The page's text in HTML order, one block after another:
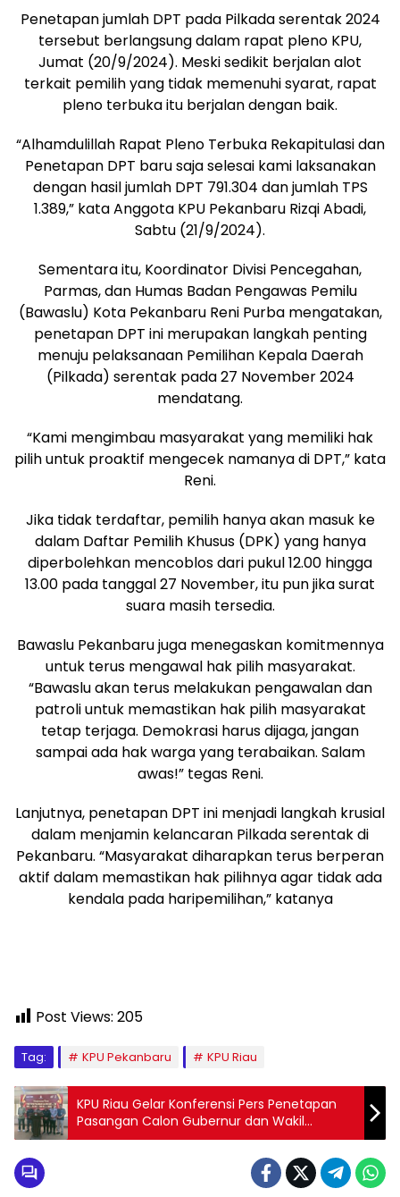
Penetapan jumlah DPT pada Pilkada serentak 2024
tersebut berlangsung dalam rapat pleno KPU,
Jumat (20/9/2024). Meski sedikit berjalan alot
terkait pemilih yang tidak memenuhi syarat, rapat
pleno terbuka itu berjalan dengan baik.
“Alhamdulillah Rapat Pleno Terbuka Rekapitulasi dan
Penetapan DPT baru saja selesai kami laksanakan
dengan hasil jumlah DPT 791.304 dan jumlah TPS
1.389,” kata Anggota KPU Pekanbaru Rizqi Abadi,
Sabtu (21/9/2024).
Sementara itu, Koordinator Divisi Pencegahan,
Parmas, dan Humas Badan Pengawas Pemilu
(Bawaslu) Kota Pekanbaru Reni Purba mengatakan,
penetapan DPT ini merupakan langkah penting
menuju pelaksanaan Pemilihan Kepala Daerah
(Pilkada) serentak pada 27 November 2024
mendatang.
“Kami mengimbau masyarakat yang memiliki hak
pilih untuk proaktif mengecek namanya di DPT,” kata
Reni.
Jika tidak terdaftar, pemilih hanya akan masuk ke
dalam Daftar Pemilih Khusus (DPK) yang hanya
diperbolehkan mencoblos dari pukul 12.00 hingga
13.00 pada tanggal 27 November, itu pun jika surat
suara masih tersedia.
Bawaslu Pekanbaru juga menegaskan komitmennya
untuk terus mengawal hak pilih masyarakat.
“Bawaslu akan terus melakukan pengawalan dan
patroli untuk memastikan hak pilih masyarakat
tetap terjaga. Demokrasi harus dijaga, jangan
sampai ada hak warga yang terabaikan. Salam
awas!” tegas Reni.
Lanjutnya, penetapan DPT ini menjadi langkah krusial
dalam menjamin kelancaran Pilkada serentak di
Pekanbaru. “Masyarakat diharapkan terus berperan
aktif dalam memastikan hak pilihnya agar tidak ada
kendala pada haripemilihan,” katanya
Post Views: 205
Tag: KPU Pekanbaru KPU Riau
KPU Riau Gelar Konferensi Pers Penetapan
Pasangan Calon Gubernur dan Wakil
Gubernur Riau, 3 Paslon dinyatakan Penuhi